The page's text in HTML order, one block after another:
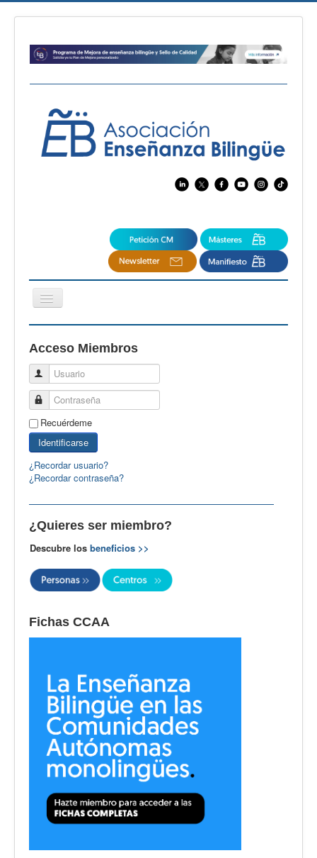
Cambiar
navegación
CertAcleB
Profesores Visitantes
Calidad
Artículos
Recursos
Observatorio EB
CIEB
Contacto
Acceso Miembros
Usuario
Contraseña
Recuérdeme
Identificarse
¿Recordar usuario?
¿Recordar contraseña?
¿Quieres ser miembro?
Descubre los beneficios >>
Fichas CCAA